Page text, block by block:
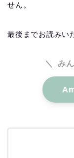
せん。
最後までお読みい
＼ み